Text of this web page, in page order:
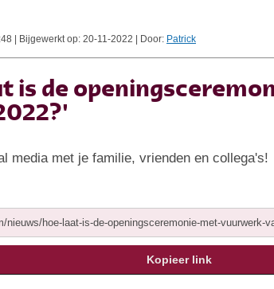
| Bijgewerkt op: 20-11-2022 | Door: Patrick
is de
media met je familie, vrienden en collega's!